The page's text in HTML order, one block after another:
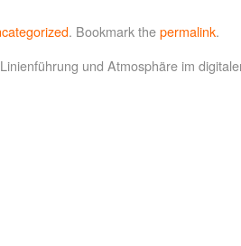
. Bookmark thepermalink.
und Atmosphäre im